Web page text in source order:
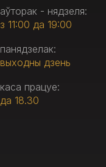
аўторак - нядзеля:
з 11:00 да 19:00
панядзелак:
выходны дзень
каса працуе:
да 18.30